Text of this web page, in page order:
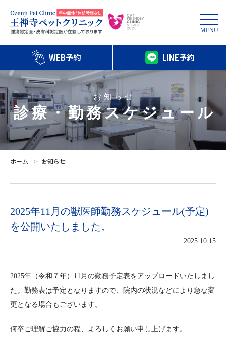
WEB予約 LINE予約
MENU
お知らせ
診療・勤務スケジュール
ホーム ᐳ お知らせ
2025年11月の獣医師勤務スケジュール(予定)
を公開いたしました。
2025.10.15
2025年（令和７年）11月の勤務予定表をアップロードいたしまし
た。勤務表は予定となりますので、院内の状況などにより急な変
更となる場合もございます。
何卒ご理解ご協力の程、よろしくお願い申し上げます。